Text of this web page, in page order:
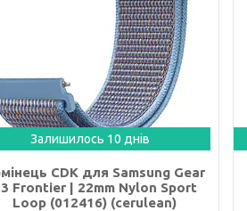
Залишилось 10 днів
CDK для Samsung Gear
Frontier | 22mm Nylon Sport
Loop (012416) (cerulean)